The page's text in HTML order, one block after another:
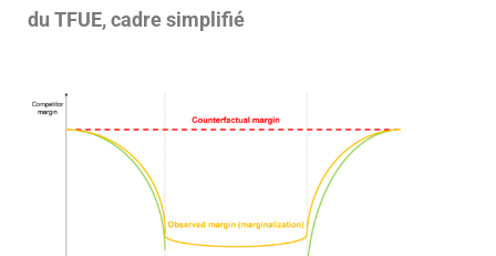
du TFUE, cadre simplifié